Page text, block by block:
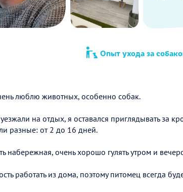
Опыт ухода за
люблю животных, особенно собак.
на отдых, я оставался приглядывать за
разные: от 2 до 16 дней.
набережная, очень хорошо гулять утром и
работать из дома, поэтому питомец всегда